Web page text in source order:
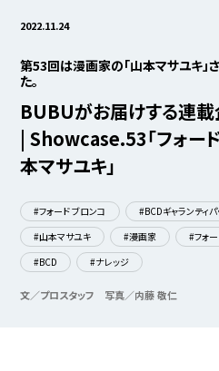
2022.11.24
第53回は漫画家の「山本マサユキ」
た。
BUBUがお届けする連
| Showcase.53「フォー
本マサユキ」
#フォード ブロンコ
#BCDギャランティ
#山本マサユキ
#漫画家 #フォ
#BCD
#ナレッジ
文／プロスタッフ 写真／内藤 敬仁